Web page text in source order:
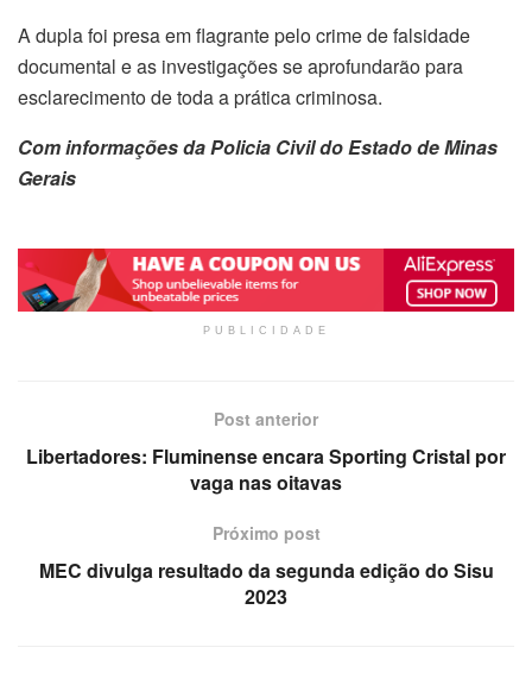
A dupla foi presa em flagrante pelo crime de falsidade
documental e as investigações se aprofundarão para
esclarecimento de toda a prática criminosa.
Com informações da Policia Civil do Estado de Minas
Gerais
PUBLICIDADE
Post anterior
Libertadores: Fluminense encara Sporting Cristal por
vaga nas oitavas
Próximo post
MEC divulga resultado da segunda edição do Sisu
2023